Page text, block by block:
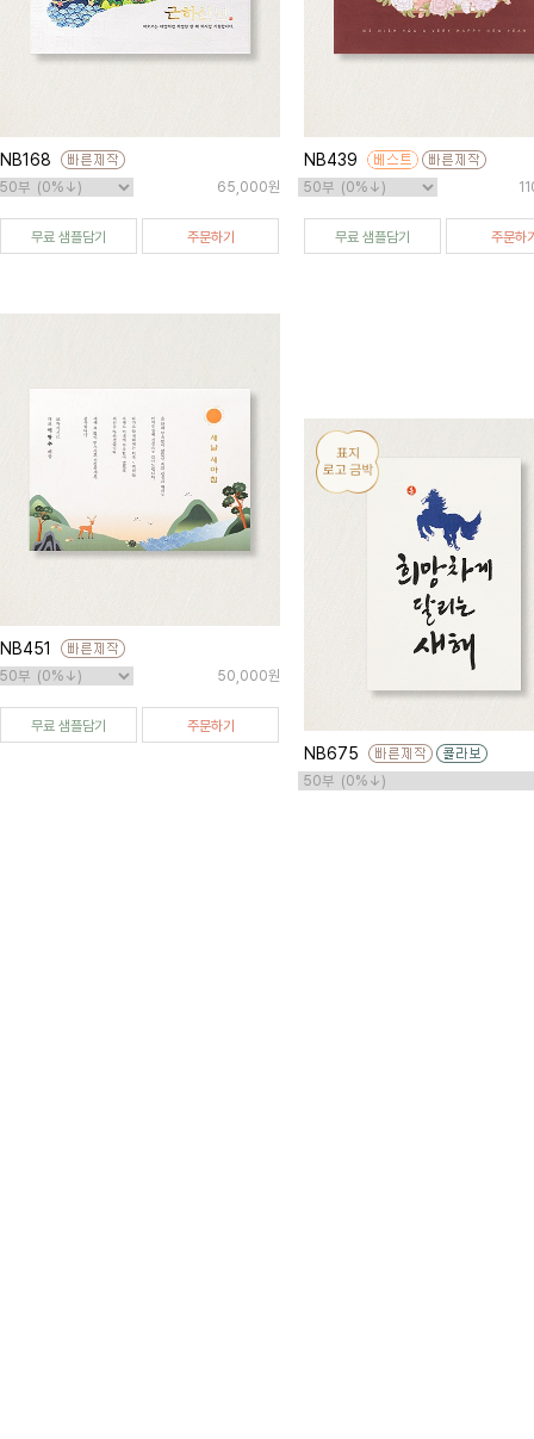
NB168
65,000원
무료 샘플담기 주문하기
NB439
무료 샘플담기 주문하
NB451
50,000원
무료 샘플담기 주문하기
NB675